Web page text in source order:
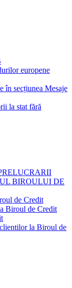
europene
în secțiunea Mesaje
la stat fără
BIROULUI DE
de Credit
Biroul de Credit
la Biroul de